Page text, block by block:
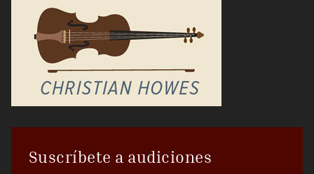
Suscríbete a audiciones